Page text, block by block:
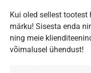
Kui oled sellest
märku! Sisesta enda
ning meie
võimalusel ühendust!